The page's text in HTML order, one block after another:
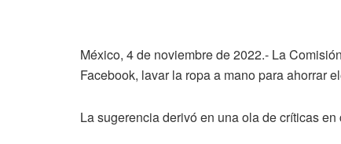
México, 4 de noviembre de 2022.- La
Facebook, lavar la ropa a mano para ahorrar
La sugerencia derivó en una ola de críticas